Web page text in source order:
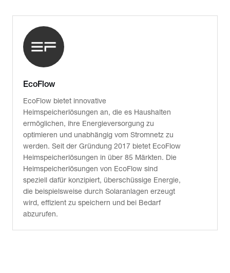
EcoFlow
EcoFlow bietet innovative
Heimspeicherlösungen an, die es Haushalten
ermöglichen, ihre Energieversorgung zu
optimieren und unabhängig vom Stromnetz zu
werden. Seit der Gründung 2017 bietet EcoFlow
Heimspeicherlösungen in über 85 Märkten. Die
Heimspeicherlösungen von EcoFlow sind
speziell dafür konzipiert, überschüssige Energie,
die beispielsweise durch Solaranlagen erzeugt
wird, effizient zu speichern und bei Bedarf
abzurufen.